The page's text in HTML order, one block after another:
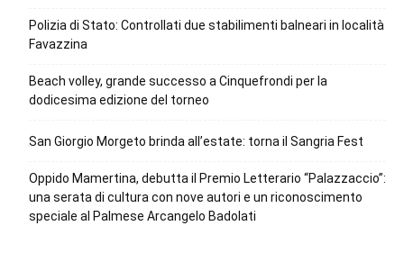
Polizia di Stato: Controllati due stabilimenti balneari in località
Favazzina
Beach volley, grande successo a Cinquefrondi per la
dodicesima edizione del torneo
San Giorgio Morgeto brinda all’estate: torna il Sangria Fest
Oppido Mamertina, debutta il Premio Letterario “Palazzaccio”:
una serata di cultura con nove autori e un riconoscimento
speciale al Palmese Arcangelo Badolati